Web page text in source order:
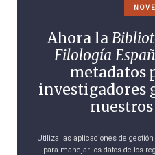
Ahora la
Filología
metadatos
investigadores
Utiliza las aplicaciones de
para manejar los datos de los